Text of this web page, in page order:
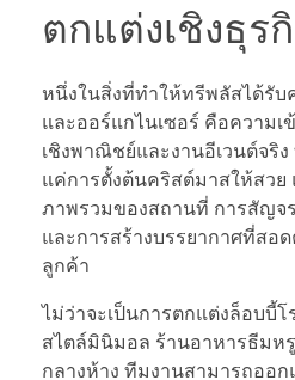
ตกแต่งเชิงธุร
หนึ่งในสิ่งที่ทำให้ทรีพลัสได้รั
และออร์แกไนเซอร์ คือความ
เชิงพาณิชย์และงานอีเวนต์จริ
แค่การตั้งต้นคริสต์มาสให้สว
ภาพรวมของสถานที่ การสัญจ
และการสร้างบรรยากาศที่สอ
ลูกค้า
ไม่ว่าจะเป็นการตกแต่งล็อบบี้โ
สไตล์มินิมอล ร้านอาหารธีมห
กลางห้าง ทีมงานสามารถออ